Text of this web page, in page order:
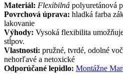
Materiál: Flexibilná polyuretánová
Povrchová úprava: hladká farba
lakovanie
Výhody: Vysoká flexibilita
stĺpov.
Vlastnosti: pružné, tvrdé, odolné
nehorľavé a netoxické
Odporúčané lepidlo: Montážne